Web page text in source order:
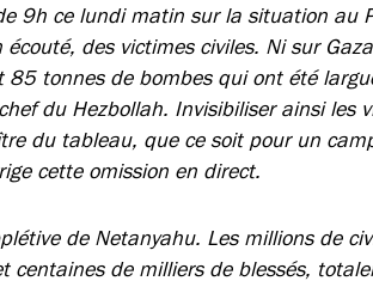
9h ce lundi matin sur la situation au
des victimes civiles. Ni sur
85 tonnes de bombes qui ont été
du Hezbollah. Invisibiliser ainsi les
du tableau, que ce soit pour un
cette omission en direct.
de Netanyahu. Les millions de
centaines de milliers de blessés,